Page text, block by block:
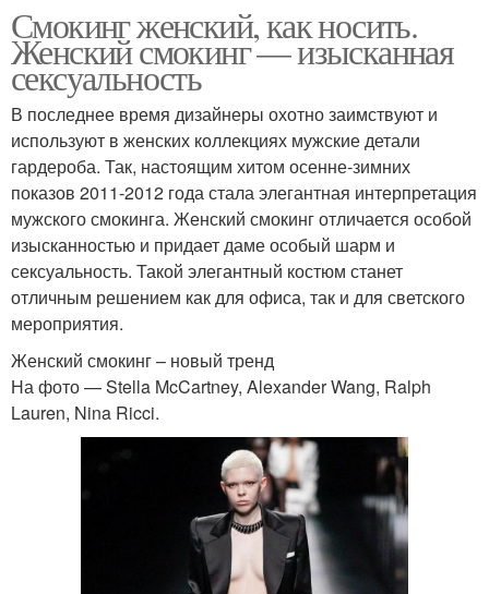
Смокинг женский, как носить.
Женский смокинг — изысканная
сексуальность
В последнее время дизайнеры охотно заимствуют и
используют в женских коллекциях мужские детали
гардероба. Так, настоящим хитом осенне-зимних
показов 2011-2012 года стала элегантная интерпретация
мужского смокинга. Женский смокинг отличается особой
изысканностью и придает даме особый шарм и
сексуальность. Такой элегантный костюм станет
отличным решением как для офиса, так и для светского
мероприятия.
Женский смокинг – новый тренд
На фото — Stella McCartney, Alexander Wang, Ralph
Lauren, Nina Ricci.